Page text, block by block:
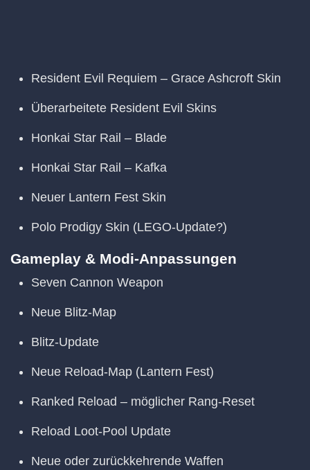
Resident Evil Requiem – Grace Ashcroft Skin
Überarbeitete Resident Evil Skins
Honkai Star Rail – Blade
Honkai Star Rail – Kafka
Neuer Lantern Fest Skin
Polo Prodigy Skin (LEGO-Update?)
Gameplay & Modi-Anpassungen
Seven Cannon Weapon
Neue Blitz-Map
Blitz-Update
Neue Reload-Map (Lantern Fest)
Ranked Reload – möglicher Rang-Reset
Reload Loot-Pool Update
Neue oder zurückkehrende Waffen